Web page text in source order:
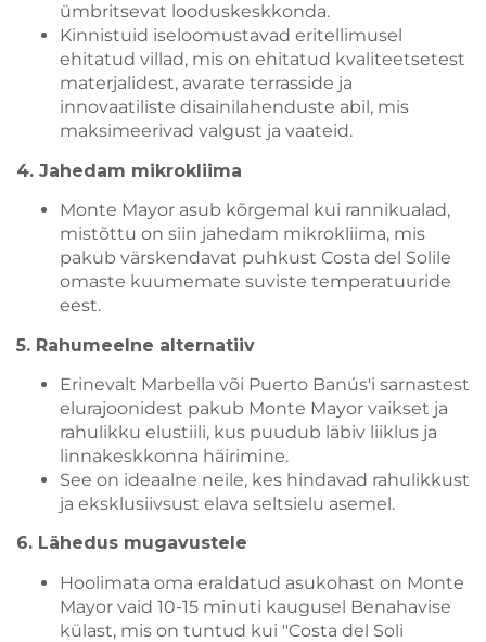
ümbritsevat looduskeskkonda.
Kinnistuid iseloomustavad eritellimusel
ehitatud villad, mis on ehitatud kvaliteetsetest
materjalidest, avarate terrasside ja
innovaatiliste disainilahenduste abil, mis
maksimeerivad valgust ja vaateid.
4. Jahedam mikrokliima
Monte Mayor asub kõrgemal kui rannikualad,
mistõttu on siin jahedam mikrokliima, mis
pakub värskendavat puhkust Costa del Solile
omaste kuumemate suviste temperatuuride
eest.
5. Rahumeelne alternatiiv
Erinevalt Marbella või Puerto Banús'i sarnastest
elurajoonidest pakub Monte Mayor vaikset ja
rahulikku elustiili, kus puudub läbiv liiklus ja
linnakeskkonna häirimine.
See on ideaalne neile, kes hindavad rahulikkust
ja eksklusiivsust elava seltsielu asemel.
6. Lähedus mugavustele
Hoolimata oma eraldatud asukohast on Monte
Mayor vaid 10-15 minuti kaugusel Benahavise
külast, mis on tuntud kui "Costa del Soli